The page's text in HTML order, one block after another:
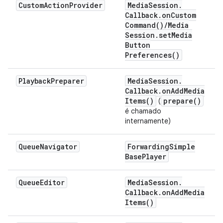
CustomActionProvider MediaSession .
Callback. onCustom
Command( ) /Media
Session .setMedia
Button
Preferences( )
PlaybackPreparer MediaSession .
Callback. onAddMedia
Items( ) ( prepare( )
é chamado
internamente)
QueueNavigator ForwardingSimple
BasePlayer
QueueEditor MediaSession .
Callback. onAddMedia
Items( )